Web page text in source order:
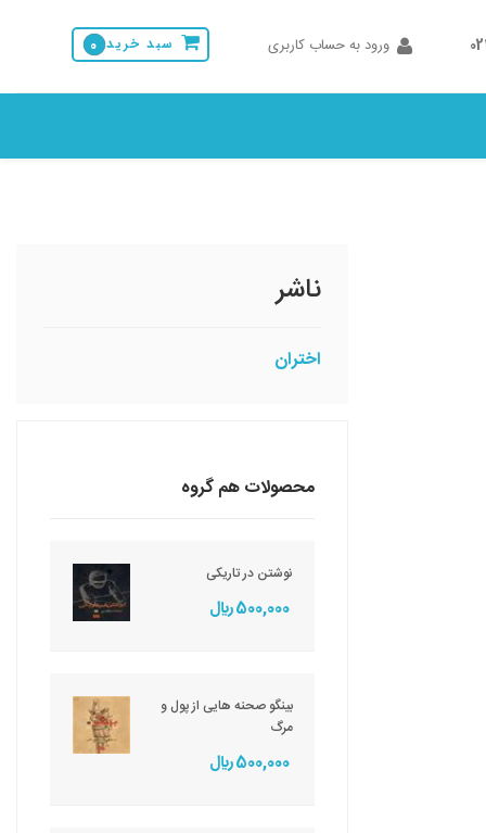
ورود به حساب کاربری سبد خرید 0
ناشر
اختران
محصولات هم گروه
نوشتن در تاریکی
500,000 ريال
بینگو صحنه هایی از پول و
مرگ
500,000 ريال